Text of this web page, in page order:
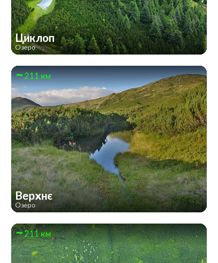
Циклоп
Озеро
211 км
Верхнє
Озеро
211 км